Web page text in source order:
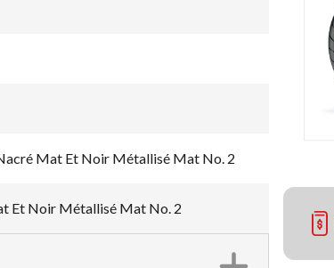
Mat Et Noir Métallisé Mat No. 2
Et Noir Métallisé Mat No. 2